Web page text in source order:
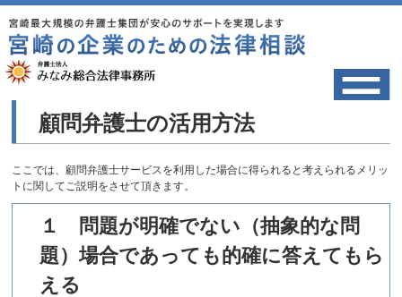
顧問弁護士の活用方法
ここでは、顧問弁護士サービスを利用した場合に得られると考えられるメリッ
トに関してご説明をさせて頂きます。
１ 問題が明確でない（抽象的な問
題）場合であっても的確に答えてもら
える